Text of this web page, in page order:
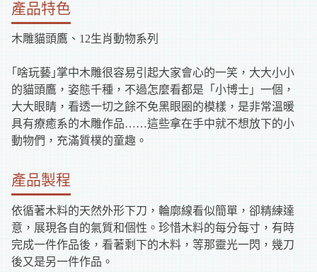
產品特色
木雕貓頭鷹、12生肖動物系列
｢啥玩藝｣掌中木雕很容易引起大家會心的一笑，大大小小
的貓頭鷹，姿態千種，不過怎麼看都是「小博士」一個，
大大眼睛，看透一切之餘不免黑眼圈的模樣，是非常溫暖
具有療癒系的木雕作品……這些拿在手中就不想放下的小
動物們，充滿質樸的童趣。
產品製程
依循著木料的天然外形下刀，輪廓線看似簡單，卻精練達
意，展現各自的氣質和個性。珍惜木料的每分每寸，有時
完成一件作品後，看著剩下的木料，等那靈光一閃，幾刀
後又是另一件作品。